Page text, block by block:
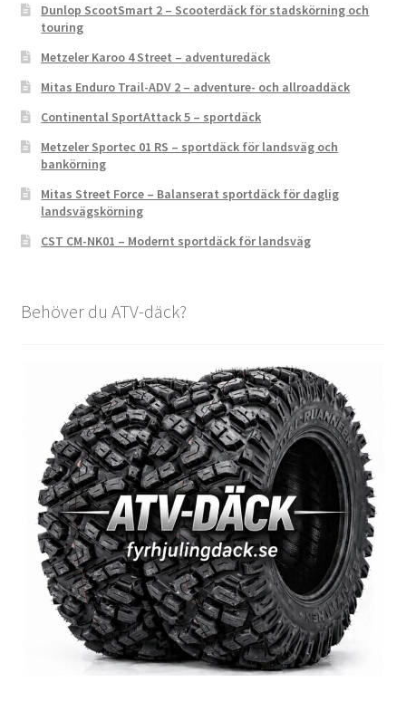
Dunlop ScootSmart 2 – Scooterdäck för stadskörning och
touring
Metzeler Karoo 4 Street – adventuredäck
Mitas Enduro Trail-ADV 2 – adventure- och allroaddäck
Continental SportAttack 5 – sportdäck
Metzeler Sportec 01 RS – sportdäck för landsväg och
bankörning
Mitas Street Force – Balanserat sportdäck för daglig
landsvägskörning
CST CM-NK01 – Modernt sportdäck för landsväg
Behöver du ATV-däck?